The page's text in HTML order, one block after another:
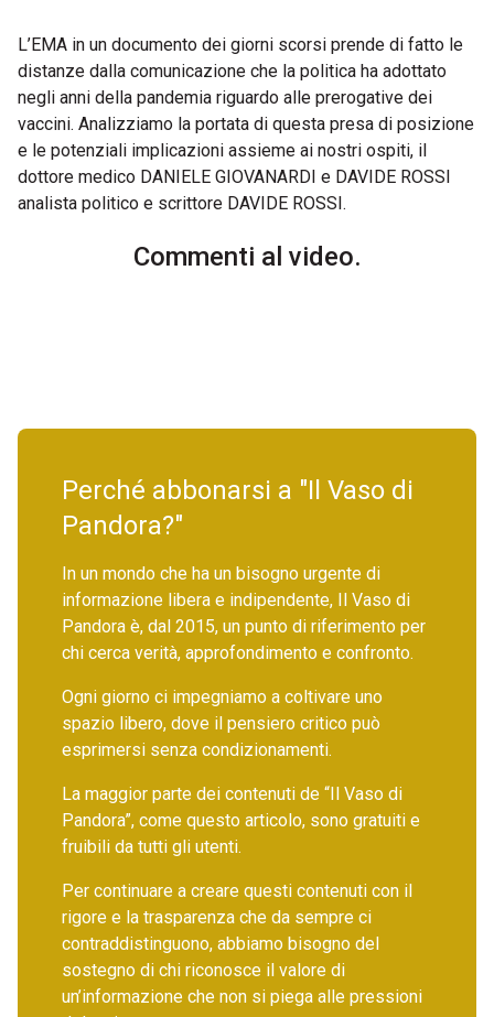
L’EMA in un documento dei giorni scorsi prende di fatto le
distanze dalla comunicazione che la politica ha adottato
negli anni della pandemia riguardo alle prerogative dei
vaccini. Analizziamo la portata di questa presa di posizione
e le potenziali implicazioni assieme ai nostri ospiti, il
dottore medico DANIELE GIOVANARDI e DAVIDE ROSSI
analista politico e scrittore DAVIDE ROSSI.
Commenti al video.
Perché abbonarsi a "Il Vaso di
Pandora?"
In un mondo che ha un bisogno urgente di
informazione libera e indipendente, Il Vaso di
Pandora è, dal 2015, un punto di riferimento per
chi cerca verità, approfondimento e confronto.
Ogni giorno ci impegniamo a coltivare uno
spazio libero, dove il pensiero critico può
esprimersi senza condizionamenti.
La maggior parte dei contenuti de “Il Vaso di
Pandora”, come questo articolo, sono gratuiti e
fruibili da tutti gli utenti.
Per continuare a creare questi contenuti con il
rigore e la trasparenza che da sempre ci
contraddistinguono, abbiamo bisogno del
sostegno di chi riconosce il valore di
un’informazione che non si piega alle pressioni